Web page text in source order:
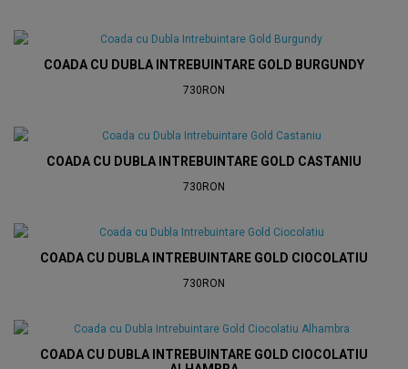
COADA CU DUBLA INTREBUINTARE GOLD BURGUNDY
730RON
COADA CU DUBLA INTREBUINTARE GOLD CASTANIU
730RON
COADA CU DUBLA INTREBUINTARE GOLD CIOCOLATIU
730RON
COADA CU DUBLA INTREBUINTARE GOLD CIOCOLATIU